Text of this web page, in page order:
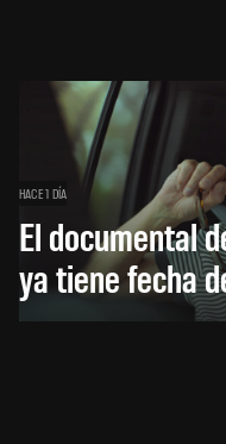
HACE 1 DÍA
El documental
ya tiene fecha